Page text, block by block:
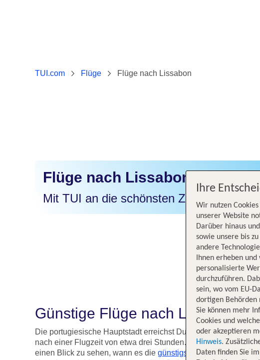
TUI.com Flüge Flüge nach Lissabon
Flüge nach Lissabon
Mit TUI an die schönsten Ziele der Erde
Günstige Flüge nach Lissabon
Die portugiesische Hauptstadt erreichst Du derzeit von 16
nach einer Flugzeit von etwa drei Stunden. Nutze unseren
einen Blick zu sehen, wann es die günstigsten Flügegibt. Und
Ihre
Wir nutzen
unserer Website
Darüber hinaus
sowie unsere bis
andere
Ihnen erheben
personalisierte
durchzuführen.
sein, wo vom EU-
dortigen Behörden
Sie können mehr
Cookies und
oder akzeptieren
Hinweis.
Daten finden Sie im